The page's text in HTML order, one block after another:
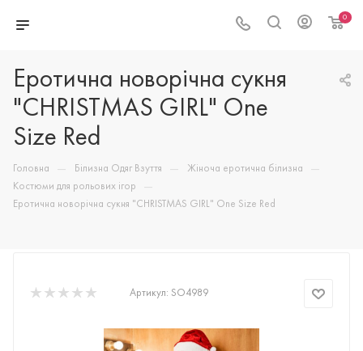
0
Еротична новорічна сукня
"CHRISTMAS GIRL" One
Size Red
Головна — Білизна Одяг Взуття — Жіноча еротична білизна —
Костюми для рольових ігор —
Еротична новорічна сукня "CHRISTMAS GIRL" One Size Red
Артикул: SO4989